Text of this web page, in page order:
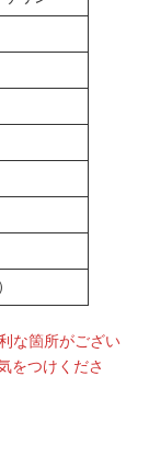
な箇所がござい
をつけくださ